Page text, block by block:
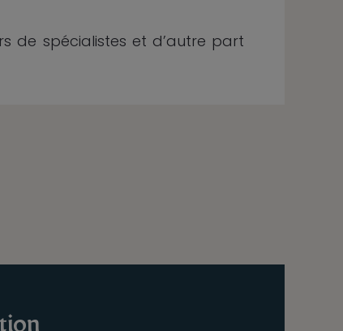
de spécialistes et d’autre part